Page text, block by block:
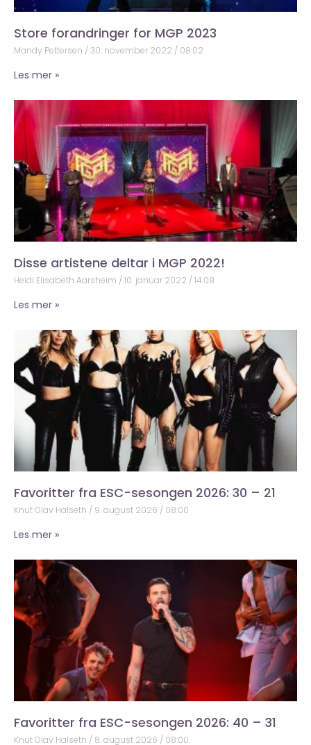
Store forandringer for MGP 2023
Mandy Pettersen 30. november 2022 08:02
Les mer »
Disse artistene deltar i MGP 2022!
Heidi Elisabeth Aarsheim 10. januar 2022 14:08
Les mer »
Favoritter fra ESC-sesongen 2026: 30 – 21
Knut Olav Halseth 9. august 2026 08:00
Les mer »
Favoritter fra ESC-sesongen 2026: 40 – 31
Knut Olav Halseth 8. august 2026 08:00